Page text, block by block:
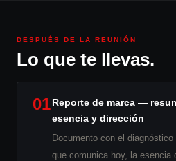
DESPUÉS DE LA REUNIÓN
Lo que te llevas.
01Reporte de marca —
esencia y dirección
Documento con el diagnóstico
que comunica hoy, la esencia